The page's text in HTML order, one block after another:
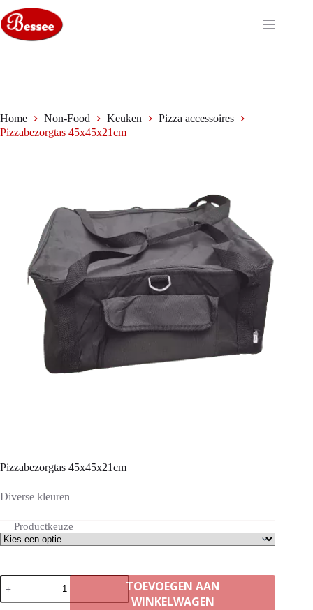
naar
de
inhoud
Home Non-Food Keuken
Pizza accessoires
Pizzabezorgtas 45x45x21cm
Pizzabezorgtas 45x45x21cm
Diverse kleuren
Productkeuze
Pizzabezorgtas
45x45x21cm
aantal
TOEVOEGEN AAN
WINKELWAGEN